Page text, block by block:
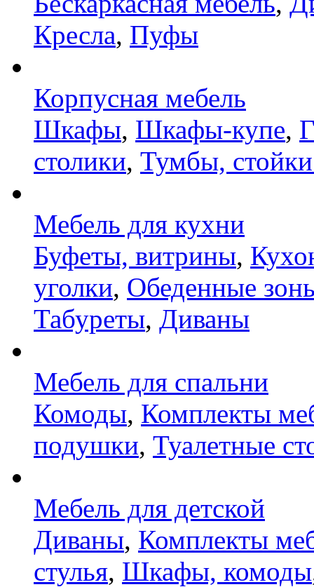
Кресла, Пуфы
Корпусная мебель
Шкафы, Шкафы-купе,
столики, Тумбы,
Мебель для кухни
Буфеты, витрины,
уголки, Обеденные
Табуреты, Диваны
Мебель для спальни
Комоды, Комплекты
подушки, Туалетные
Мебель для детской
Диваны, Комплекты
стулья, Шкафы, комоды